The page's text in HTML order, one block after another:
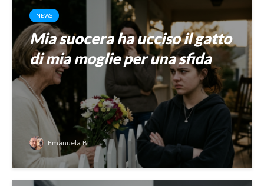
NEWS
Mia suocera ha ucciso il gatto
di mia moglie per una sfida
Emanuela B.